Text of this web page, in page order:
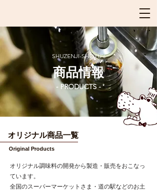
SHUZENJI-SHOYU's
商品情報
- PRODUCTS -
オリジナル商品一覧
Original Products
オリジナル調味料の開発から製造・販売をおこなっ
ています。
全国のスーパーマーケットさま・道の駅などのお土